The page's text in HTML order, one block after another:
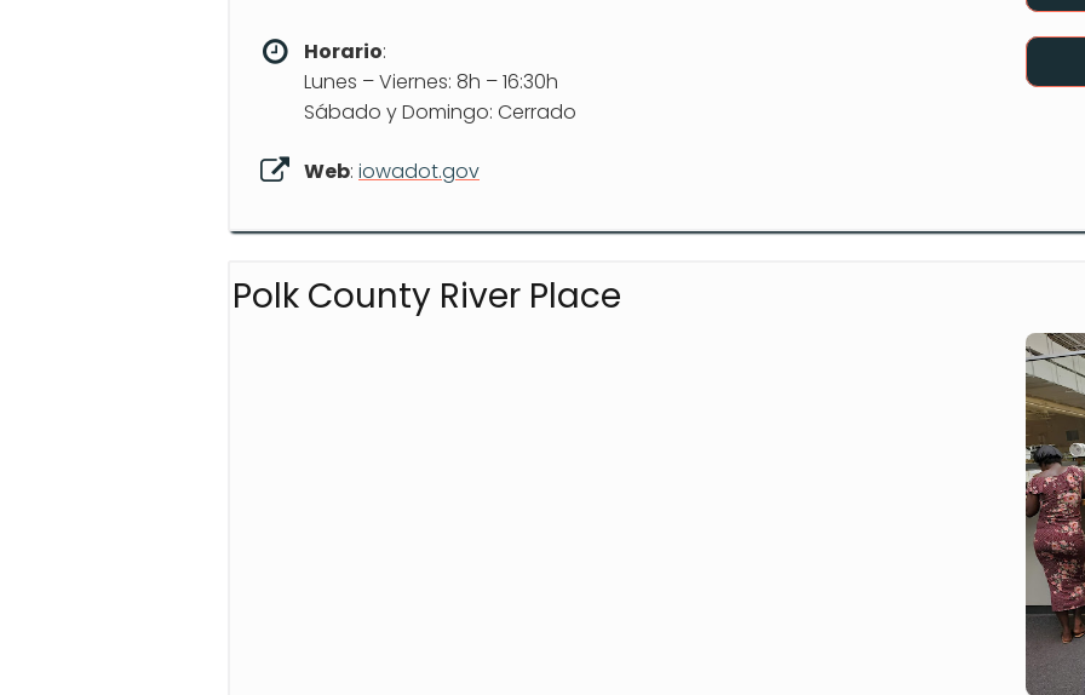
Horario:
Lunes – Viernes: 8h – 16:30h
Sábado y Domingo: Cerrado
Web: iowadot.gov
Polk County River Place